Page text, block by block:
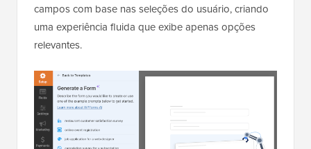
campos com base nas seleções do usuário, criando
uma experiência fluida que exibe apenas opções
relevantes.